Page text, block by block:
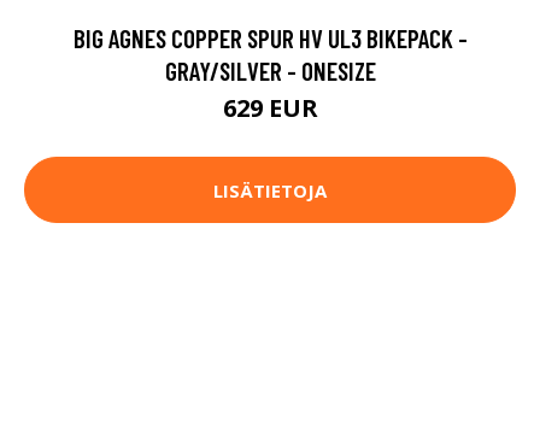
BIG AGNES COPPER SPUR HV UL3 BIKEPACK -
GRAY/SILVER - ONESIZE
629 EUR
LISÄTIETOJA